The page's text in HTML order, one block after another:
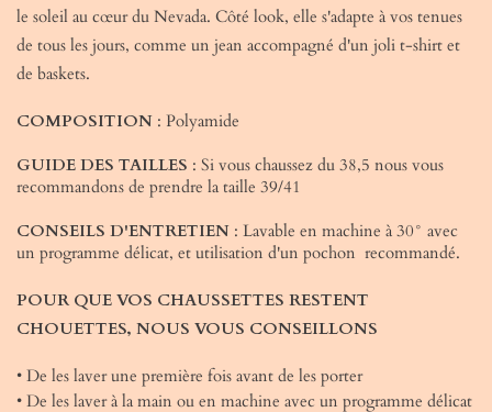
le soleil au cœur du Nevada. Côté look, elle s'adapte à vos tenues
de tous les jours, comme un jean accompagné d'un joli t-shirt et
de baskets.
COMPOSITION : Polyamide
GUIDE DES TAILLES : Si vous chaussez du 38,5 nous vous
recommandons de prendre la taille 39/41
CONSEILS D'ENTRETIEN : Lavable en machine à 30° avec
un programme délicat, et utilisation d'un pochon recommandé.
POUR QUE VOS CHAUSSETTES RESTENT
CHOUETTES, NOUS VOUS CONSEILLONS
• De les laver une première fois avant de les porter
• De les laver à la main ou en machine avec un programme délicat